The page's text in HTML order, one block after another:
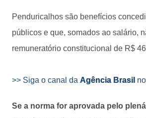
Penduricalhos são benefícios
públicos e que, somados ao salário,
remuneratório constitucional de R$
>> Siga o canal da Agência Brasil
Se a norma for aprovada pelo